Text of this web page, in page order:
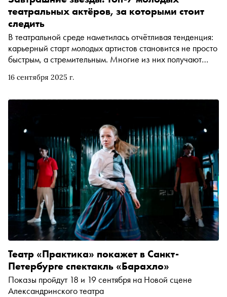
16 сентября 2025 г.
театральных актёров, за которыми стоит
следить
В театральной среде наметилась отчётливая тенденция:
карьерный старт молодых артистов становится не просто
быстрым, а стремительным. Многие из них получают
выпуска, минуя многолетний путь в массовке. На их
российского театра. Рассказываем о семи восходящих
Театр «Практика» покажет в Санкт-
Петербурге спектакль «Барахло»
Показы пройдут 18 и 19 сентября на Новой сцене
Александринского театра